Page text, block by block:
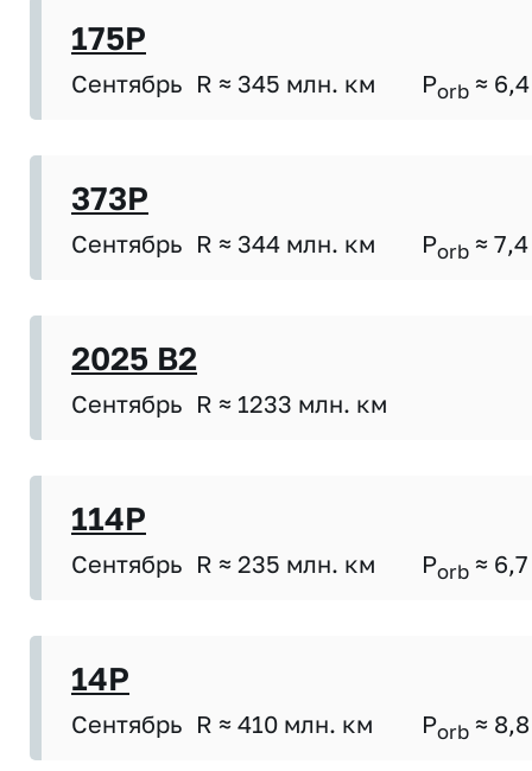
175P
Сентябрь R ≈ 345 млн. км Porb ≈ 6,4
373P
Сентябрь R ≈ 344 млн. км Porb ≈ 7,4
2025 B2
Сентябрь R ≈ 1233 млн. км
114P
Сентябрь R ≈ 235 млн. км Porb ≈ 6,7
14P
Сентябрь R ≈ 410 млн. км Porb ≈ 8,8